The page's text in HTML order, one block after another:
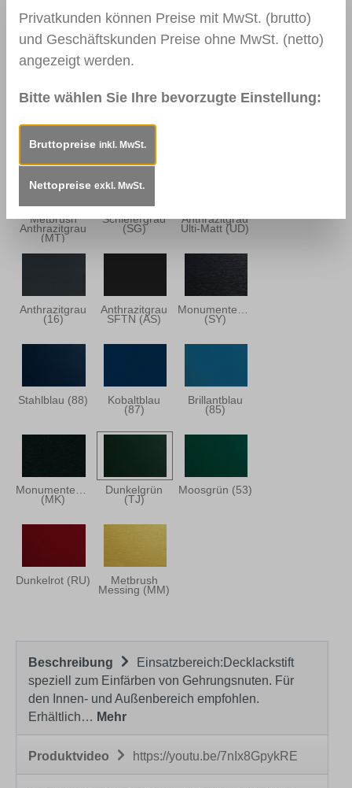
Metbrush
Quarzgrau
(MQ)
Quarzgrau
(GD)
Basaltgrau
SFTN (BD)
Alux DB 703
(AL)
Quarz Platin
(QP)
Metbrush
Anthrazitgrau
(MT)
Schiefergrau
(SG)
Anthrazitgrau
Ulti-Matt (UD)
Anthrazitgrau
(16)
Anthrazitgrau
SFTN (AS)
Monumentenblau
(SY)
Stahlblau (88) Kobaltblau
(87)
Brillantblau
(85)
Monumentengrün
(MK)
Dunkelgrün
(TJ)
Moosgrün (53)
Dunkelrot (RU) Metbrush
Messing (MM)
Beschreibung
Einsatzbereich:Decklackstift
speziell zum Einfärben von Gehrungsnuten. Für
den Innen- und Außenbereich empfohlen.
Erhältlich… Mehr
Produktvideo https://youtu.be/7nIx8GpykRE
Privatkunden können Preise mit MwSt. (brutto)
und Geschäftskunden Preise ohne MwSt. (netto)
angezeigt werden.
Bitte wählen Sie Ihre bevorzugte Einstellung:
Bruttopreise inkl. MwSt.
Nettopreise exkl. MwSt.